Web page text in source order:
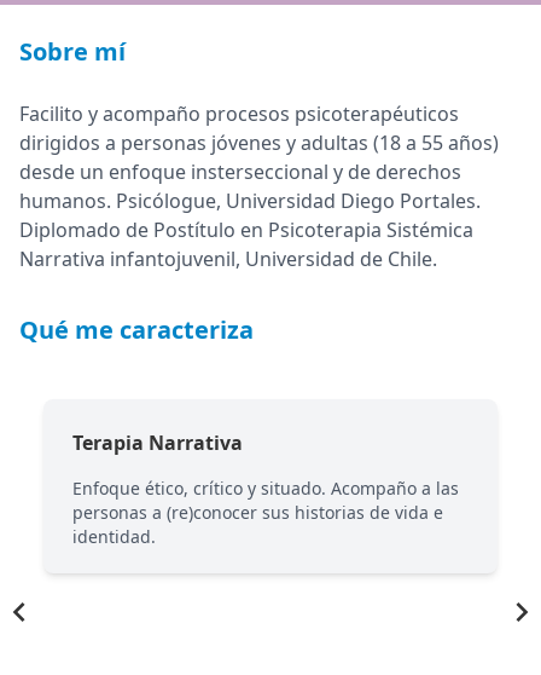
Sobre mí
Facilito y acompaño procesos psicoterapéuticos
dirigidos a personas jóvenes y adultas (18 a 55 años)
desde un enfoque insterseccional y de derechos
humanos. Psicólogue, Universidad Diego Portales.
Diplomado de Postítulo en Psicoterapia Sistémica
Narrativa infantojuvenil, Universidad de Chile.
Qué me caracteriza
Terapia Narrativa
Enfoque ético, crítico y situado. Acompaño a las
personas a (re)conocer sus historias de vida e
identidad.